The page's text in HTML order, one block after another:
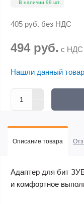
В наличии 99 шт.
405 руб. без НДС
494 руб. с НДС
Нашли данный
Описание товара
Адаптер для бит
и комфортное